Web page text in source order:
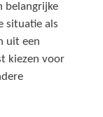
belangrijke
situatie als
uit een
kiezen voor